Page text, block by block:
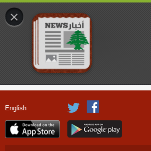
English
×